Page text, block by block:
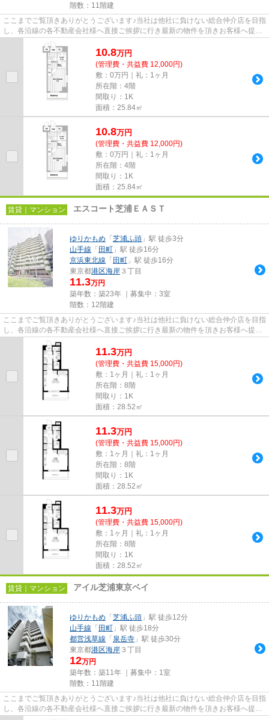
階数：11階建
ここまでご覧頂きありがとうございます♪当社は他社に負けない総合仲介店を目指
し、各沿線の各不動産会社様へ直接ご挨拶に行き最新の物件を頂きお客様へ提供
10.8万円
(管理費・共益費 12,000円)
敷：0万円｜礼：1ヶ月
所在階：4階
間取り：1K
面積：25.84㎡
10.8万円
(管理費・共益費 12,000円)
敷：0万円｜礼：1ヶ月
所在階：4階
間取り：1K
面積：25.84㎡
賃貸｜マンション エスコート芝浦ＥＡＳＴ
ゆりかもめ 「 芝浦ふ頭 」駅 徒歩3分
山手線 「 田町 」駅 徒歩16分
京浜東北線 「 田町 」駅 徒歩16分
東京都港区海岸 ３丁目
11.3万円
築年数：築23年 ｜募集中： 3室
階数：12階建
ここまでご覧頂きありがとうございます♪当社は他社に負けない総合仲介店を目指
し、各沿線の各不動産会社様へ直接ご挨拶に行き最新の物件を頂きお客様へ提供
しております！最新の情報は...
11.3万円
(管理費・共益費 15,000円)
敷：1ヶ月｜礼：1ヶ月
所在階：8階
間取り：1K
面積：28.52㎡
11.3万円
(管理費・共益費 15,000円)
敷：1ヶ月｜礼：1ヶ月
所在階：8階
間取り：1K
面積：28.52㎡
11.3万円
(管理費・共益費 15,000円)
敷：1ヶ月｜礼：1ヶ月
所在階：8階
間取り：1K
面積：28.52㎡
賃貸｜マンション アイル芝浦東京ベイ
ゆりかもめ 「 芝浦ふ頭 」駅 徒歩12分
山手線 「 田町 」駅 徒歩18分
都営浅草線 「 泉岳寺 」駅 徒歩30分
東京都港区海岸 ３丁目
12万円
築年数：築11年 ｜募集中： 1室
階数：11階建
ここまでご覧頂きありがとうございます♪当社は他社に負けない総合仲介店を目指
し、各沿線の各不動産会社様へ直接ご挨拶に行き最新の物件を頂きお客様へ提供